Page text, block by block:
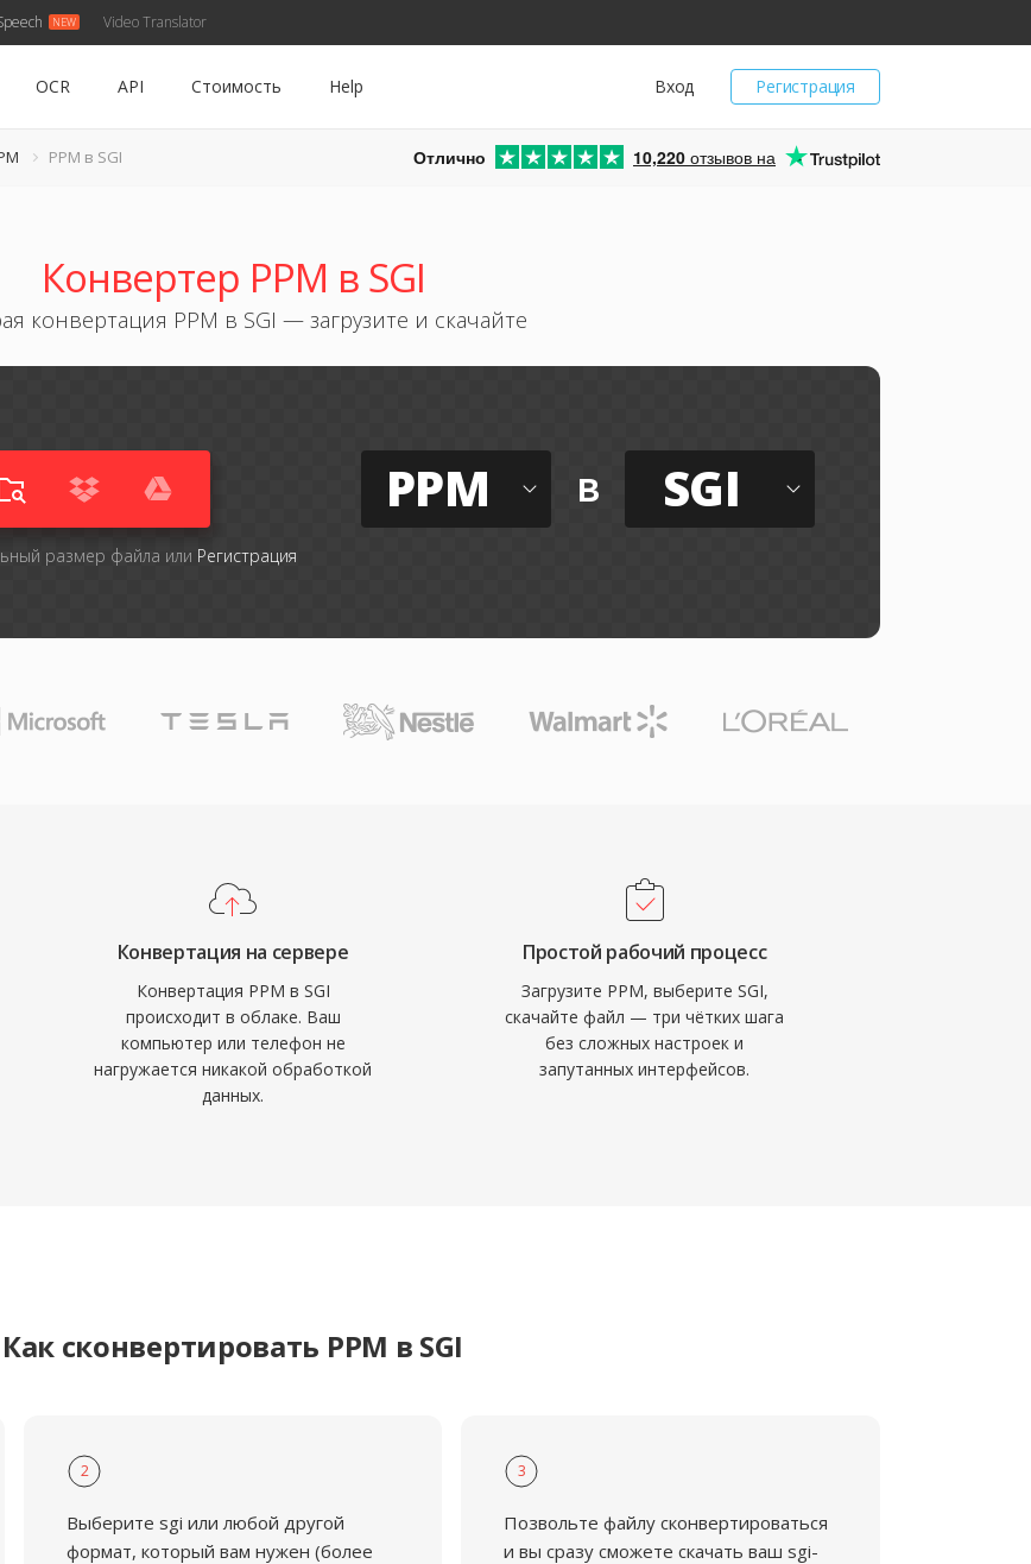
Video Translator
Регистрация
Вход
OCR API Стоимость Help
PPM в SGI Отлично 10,220 отзывов на
Конвертер PPM в SGI
конвертация PPM в SGI — загрузите и скачайте
размер файла или Регистрация
PPM в SGI
Конвертация на сервере
Конвертация PPM в SGI
происходит в облаке. Ваш
компьютер или телефон не
нагружается никакой обработкой
данных.
Простой рабочий процесс
Загрузите PPM, выберите SGI,
скачайте файл — три чётких шага
без сложных настроек и
запутанных интерфейсов.
Как сконвертировать PPM в SGI
2
Выберите sgi или любой другой
формат, который вам нужен (более
3
Позвольте файлу сконвертироваться
и вы сразу сможете скачать ваш sgi-